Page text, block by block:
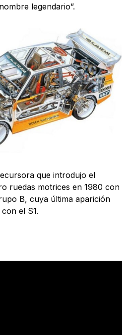
legendario”.
que introdujo el
ruedas motrices en 1980 con
B, cuya última aparición
el S1.